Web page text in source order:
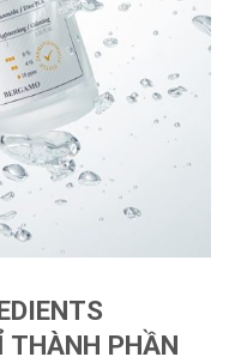
THÀNH PHẦN